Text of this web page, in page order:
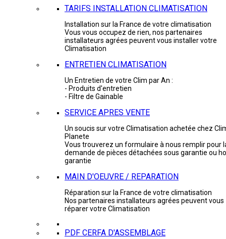
TARIFS INSTALLATION CLIMATISATION
Installation sur la France de votre climatisation
Vous vous occupez de rien, nos partenaires
installateurs agrées peuvent vous installer votre
Climatisation
ENTRETIEN CLIMATISATION
Un Entretien de votre Clim par An :
- Produits d'entretien
- Filtre de Gainable
SERVICE APRES VENTE
Un soucis sur votre Climatisation achetée chez
Planete
Vous trouverez un formulaire à nous remplir pour
demande de pièces détachées sous garantie ou
garantie
MAIN D'OEUVRE / REPARATION
Réparation sur la France de votre climatisation
Nos partenaires installateurs agrées peuvent vous
réparer votre Climatisation
PDF CERFA D'ASSEMBLAGE